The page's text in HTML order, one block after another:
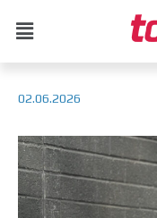
02.06.2026